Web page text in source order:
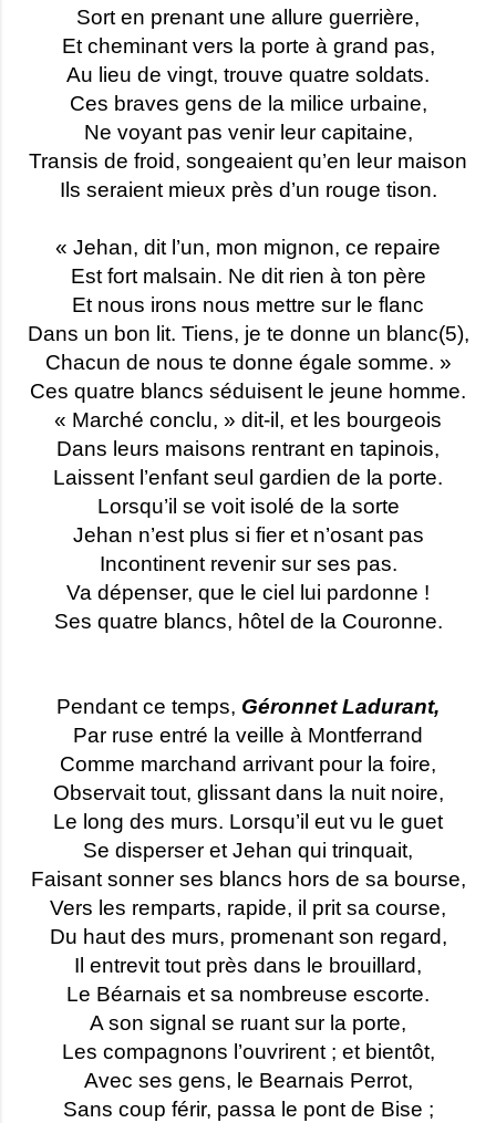
Sort en prenant une allure guerrière,
Et cheminant vers la porte à grand pas,
Au lieu de vingt, trouve quatre soldats.
Ces braves gens de la milice urbaine,
Ne voyant pas venir leur capitaine,
Transis de froid, songeaient qu’en leur maison
Ils seraient mieux près d’un rouge tison.
« Jehan, dit l’un, mon mignon, ce repaire
Est fort malsain. Ne dit rien à ton père
Et nous irons nous mettre sur le flanc
Dans un bon lit. Tiens, je te donne un blanc(5),
Chacun de nous te donne égale somme. »
Ces quatre blancs séduisent le jeune homme.
« Marché conclu, » dit-il, et les bourgeois
Dans leurs maisons rentrant en tapinois,
Laissent l’enfant seul gardien de la porte.
Lorsqu’il se voit isolé de la sorte
Jehan n’est plus si fier et n’osant pas
Incontinent revenir sur ses pas.
Va dépenser, que le ciel lui pardonne !
Ses quatre blancs, hôtel de la Couronne.
Pendant ce temps, Géronnet Ladurant,
Par ruse entré la veille à Montferrand
Comme marchand arrivant pour la foire,
Observait tout, glissant dans la nuit noire,
Le long des murs. Lorsqu’il eut vu le guet
Se disperser et Jehan qui trinquait,
Faisant sonner ses blancs hors de sa bourse,
Vers les remparts, rapide, il prit sa course,
Du haut des murs, promenant son regard,
Il entrevit tout près dans le brouillard,
Le Béarnais et sa nombreuse escorte.
A son signal se ruant sur la porte,
Les compagnons l’ouvrirent ; et bientôt,
Avec ses gens, le Bearnais Perrot,
Sans coup férir, passa le pont de Bise ;